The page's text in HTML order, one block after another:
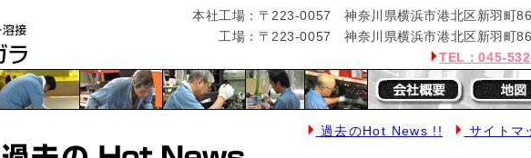
本社工場：〒223-0057 神奈川県横浜市港北区新羽町
工場：〒223-0057 神奈川県横浜市港北区新羽町
TEL：045-
過去のHot News !! サイトマ